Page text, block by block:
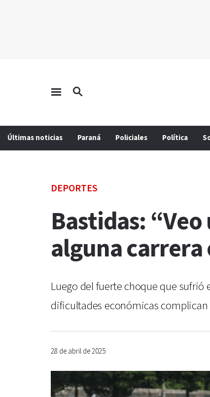
Últimas noticias Paraná Policiales Política
DEPORTES
Bastidas:
alguna carrera
Luego del fuerte choque que
dificultades económicas complican
28 de abril de 2025